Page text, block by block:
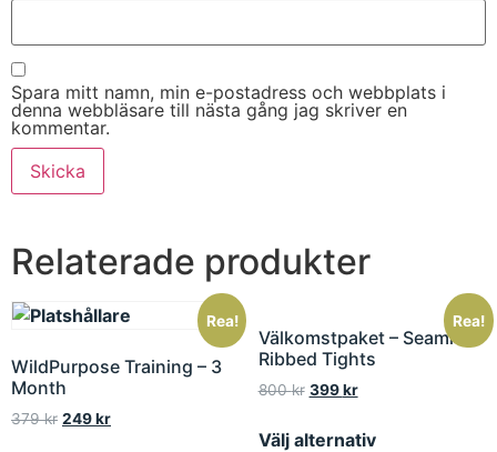
Spara mitt namn, min e-postadress och webbplats i
denna webbläsare till nästa gång jag skriver en
kommentar.
Relaterade produkter
Rea!
WildPurpose Training – 3
Month
379kr 249kr
Rea!
Välkomstpaket – Seamless
Ribbed Tights
800kr 399kr
Välj alternativ